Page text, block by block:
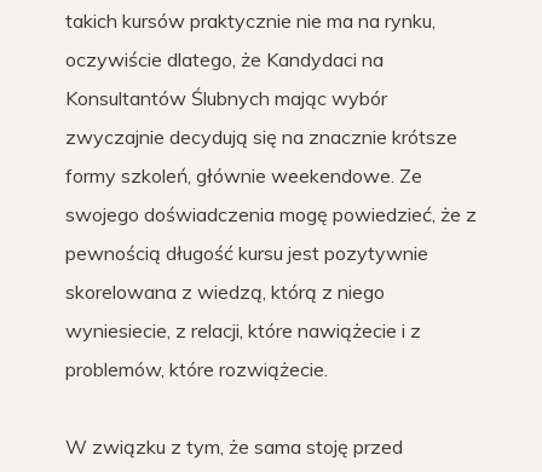
takich kursów praktycznie nie ma na rynku,
oczywiście dlatego, że Kandydaci na
Konsultantów Ślubnych mając wybór
zwyczajnie decydują się na znacznie krótsze
formy szkoleń, głównie weekendowe. Ze
swojego doświadczenia mogę powiedzieć, że z
pewnością długość kursu jest pozytywnie
skorelowana z wiedzą, którą z niego
wyniesiecie, z relacji, które nawiążecie i z
problemów, które rozwiążecie.
W związku z tym, że sama stoję przed